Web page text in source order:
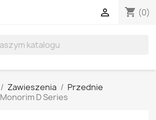
shopping_cart (0)

Zawieszenia
Przednie
Monorim D Series